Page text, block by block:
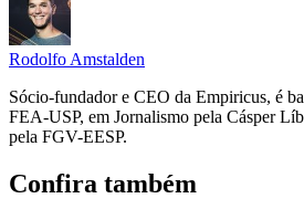
Rodolfo Amstalden
Sócio-fundador e CEO da Empiricus, é
FEA-USP, em Jornalismo pela Cásper
pela FGV-EESP.
Confira também